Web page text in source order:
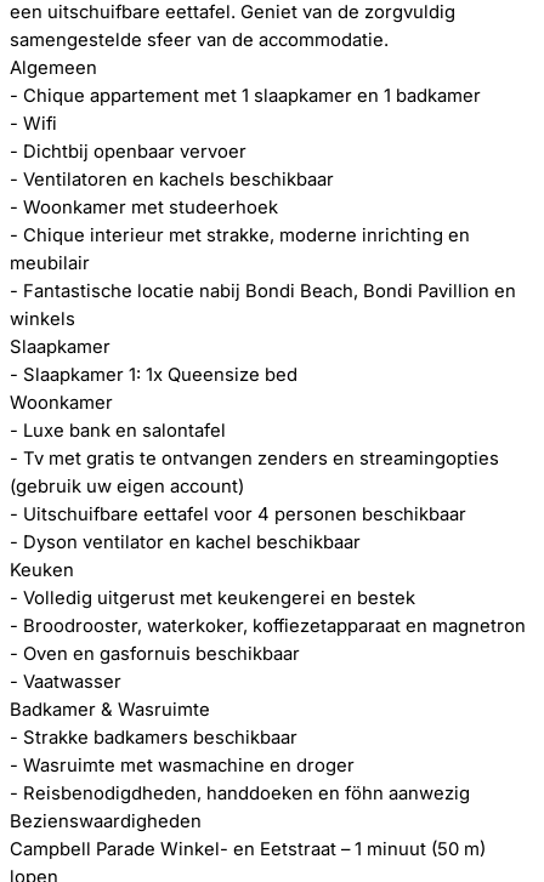
een uitschuifbare eettafel. Geniet van de zorgvuldig
samengestelde sfeer van de accommodatie.
Algemeen
- Chique appartement met 1 slaapkamer en 1 badkamer
- Wifi
- Dichtbij openbaar vervoer
- Ventilatoren en kachels beschikbaar
- Woonkamer met studeerhoek
- Chique interieur met strakke, moderne inrichting en
meubilair
- Fantastische locatie nabij Bondi Beach, Bondi Pavillion en
winkels
Slaapkamer
- Slaapkamer 1: 1x Queensize bed
Woonkamer
- Luxe bank en salontafel
- Tv met gratis te ontvangen zenders en streamingopties
(gebruik uw eigen account)
- Uitschuifbare eettafel voor 4 personen beschikbaar
- Dyson ventilator en kachel beschikbaar
Keuken
- Volledig uitgerust met keukengerei en bestek
- Broodrooster, waterkoker, koffiezetapparaat en magnetron
- Oven en gasfornuis beschikbaar
- Vaatwasser
Badkamer & Wasruimte
- Strakke badkamers beschikbaar
- Wasruimte met wasmachine en droger
- Reisbenodigdheden, handdoeken en föhn aanwezig
Bezienswaardigheden
Campbell Parade Winkel- en Eetstraat – 1 minuut (50 m)
lopen